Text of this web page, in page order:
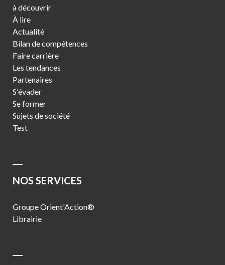
à découvrir
À lire
Actualité
Bilan de compétences
Faire carrière
Les tendances
Partenaires
S'évader
Se former
Sujets de société
Test
NOS SERVICES
Groupe Orient'Action®
Librairie